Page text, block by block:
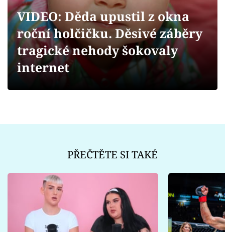
Videa
Sledujte prima+
VIDEO: Děda upustil z okna
roční holčičku. Děsivé záběry
tragické nehody šokovaly
internet
PŘEČTĚTE SI TAKÉ